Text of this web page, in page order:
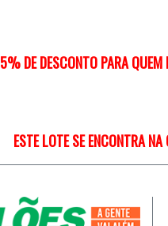
5% DE DESCONTO PARA QUEM
ESTE LOTE SE ENCONTRA